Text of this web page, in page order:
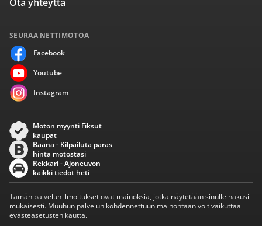
SEURAA NETTIMOTOA
Facebook
Youtube
Instagram
Moton myynti Fiksut
kaupat
Baana - Kilpailuta paras
hinta motostasi
Rekkari - Ajoneuvon
kaikki tiedot heti
Tämän palvelun ilmoitukset ovat mainoksia, jotka näytetään sinulle hakusi
mukaisesti. Muuhun palvelun kohdennettuun mainontaan voit vaikuttaa
evästeasetusten kautta.